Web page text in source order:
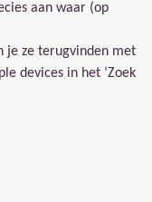
aan waar (op
je ze terugvinden met
devices in het ‘Zoek